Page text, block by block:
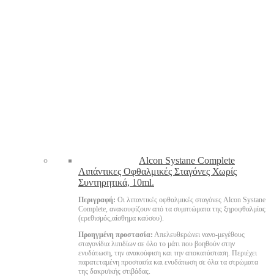
Alcon Systane Complete
Λιπάντικες Οφθαλμικές Σταγόνες Χωρίς
Συντηρητικά, 10ml.
Περιγραφή: Οι λιπαντικές οφθαλμικές σταγόνες Alcon Systane
Complete, ανακουφίζουν από τα συμπτώματα της ξηροφθαλμίας
(ερεθισμός,αίσθημα καύσου).
Προηγμένη προστασία: Απελευθερώνει νανο-μεγέθους
σταγονίδια λιπιδίων σε όλο το μάτι που βοηθούν στην
ενυδάτωση, την ανακούφιση και την αποκατάσταση. Περιέχει
παρατεταμένη προστασία και ενυδάτωση σε όλα τα στρώματα
της δακρυϊκής στιβάδας.